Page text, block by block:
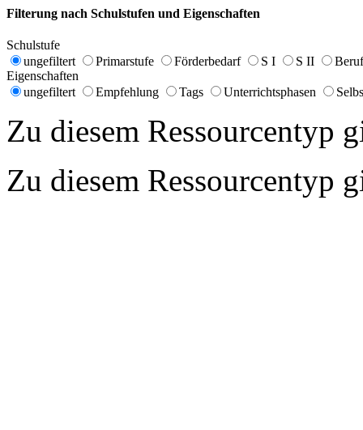
Filterung nach Schulstufen und Eigenschaften
Schulstufe
ungefiltert
Primarstufe Förderbedarf S I S II
Eigenschaften
ungefiltert
Empfehlung Tags Unterrichtsphasen
Zu diesem Ressourcentyp
Zu diesem Ressourcentyp